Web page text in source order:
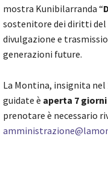
mostra Kunibilarranda “
sostenitore dei diritti
divulgazione e
generazioni future.
La Montina, insignita nel
guidate è aperta 7 giorni
prenotare è necessario